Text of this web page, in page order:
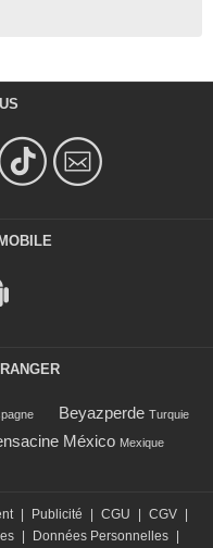
Beyazperde Turquie
México Mexique
| Publicité | CGU | CGV |
| Données Personnelles |